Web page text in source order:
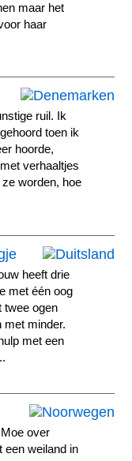
maar het
haar
ruil. Ik
toen ik
hoorde,
verhaaltjes
worden, hoe
heeft drie
met één oog
twee ogen
met minder.
met een
over
een weiland in